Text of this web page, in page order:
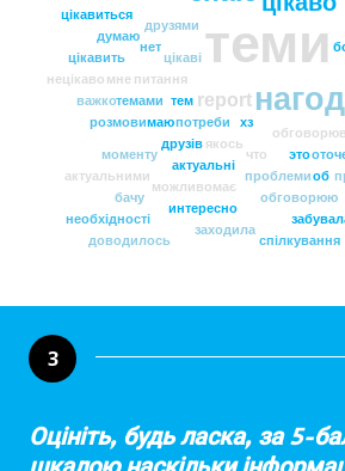
теми
report
потреби
цікаві
тем
якось
друзями
друзів
питання
это
маю
что
актуальні
проблеми
темами
хз
можливо
моменту
нет
обговорюю
розмови
бачу
думаю
мне
интересно
має
актуальними
необхідності
цікавить
цікавиться
важко
заходила
об
спілкування
доводилось
нецікаво
3
Оцініть, будь ласка, за 5-